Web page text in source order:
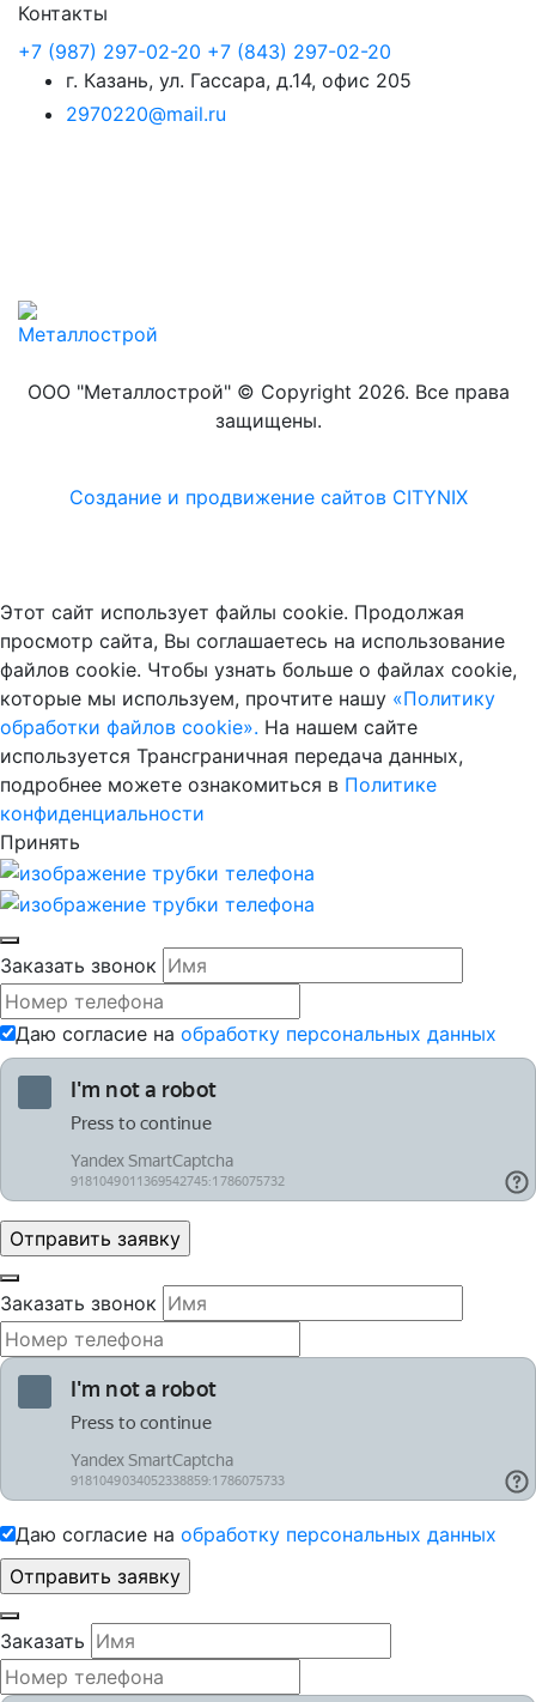
Контакты
+7 (987) 297-02-20 +7 (843) 297-02-20
г. Казань, ул. Гассара, д.14, офис 205
2970220@mail.ru
ООО "Металлострой" © Copyright 2026. Все права
защищены.
Создание и продвижение сайтов CITYNIX
Этот сайт использует файлы cookie. Продолжая
просмотр сайта, Вы соглашаетесь на использование
файлов cookie. Чтобы узнать больше о файлах cookie,
которые мы используем, прочтите нашу «Политику
обработки файлов cookie». На нашем сайте
используется Трансграничная передача данных,
подробнее можете ознакомиться в Политике
конфиденциальности
Принять
Заказать звонок
Даю согласие на обработку персональных данных
Заказать звонок
Даю согласие на обработку персональных данных
Заказать